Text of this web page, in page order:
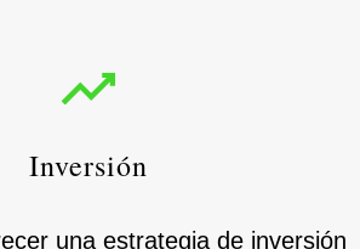
Inversión
una estrategia de inversión